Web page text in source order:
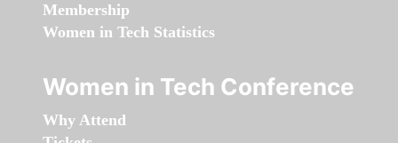
Membership
Women in Tech Statistics
Women in Tech Conference
Why Attend